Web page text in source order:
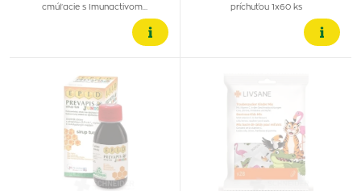
cmúľacie s Imunactivom…
príchuťou 1x60 ks